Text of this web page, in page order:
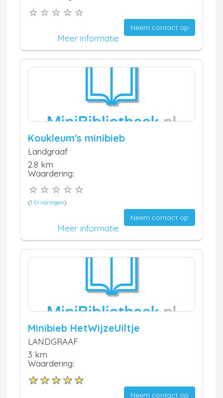
Neem contact op
Meer informatie
Koukleum's minibieb
Landgraaf
2.8 km
Waardering:
(1 Ervaringen)
Neem contact op
Meer informatie
Minibieb HetWijzeUiltje
LANDGRAAF
3 km
Waardering:
Neem contact op